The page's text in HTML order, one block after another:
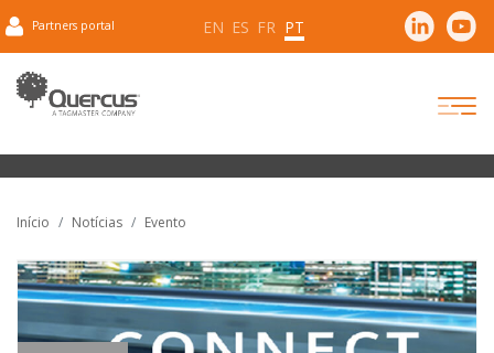
Partners portal EN ES FR PT
Início Notícias Evento